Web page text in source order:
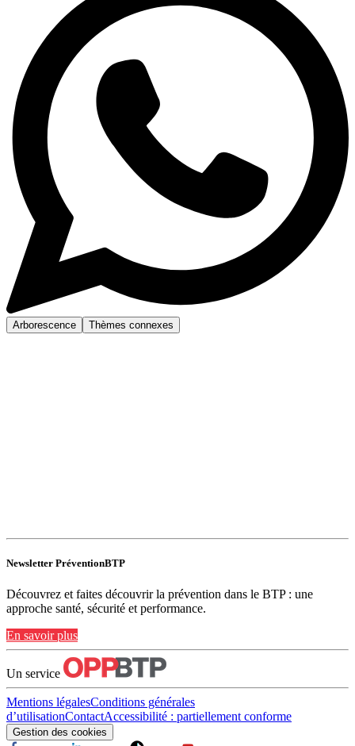
Arborescence Thèmes connexes
Newsletter PréventionBTP
Découvrez et faites découvrir la prévention dans le BTP : une
approche santé, sécurité et performance.
En savoir plus
Un service
Mentions légalesConditions générales
d’utilisationContactAccessibilité : partiellement conforme
Gestion des cookies